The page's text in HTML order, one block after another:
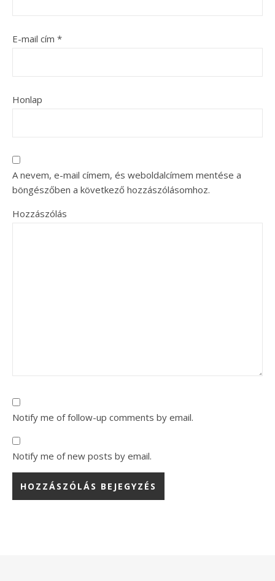
E-mail cím *
Honlap
A nevem, e-mail címem, és weboldalcímem mentése a
böngészőben a következő hozzászólásomhoz.
Hozzászólás
Notify me of follow-up comments by email.
Notify me of new posts by email.